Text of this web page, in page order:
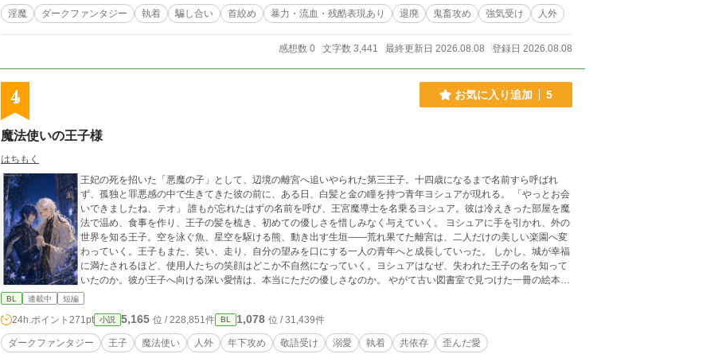
淫魔 ダークファンタジー 執着 騙し合い 首絞め 暴力・流血・残酷表現あり 退廃 鬼畜攻め 強気受け 人外
感想数 0 文字数 3,441 最終更新日 2026.08.08 登録日 2026.08.08
4 お気に入り追加 5
魔法使いの王子様
はちもく
王妃の死を招いた「悪魔の子」として、辺境の離宮へ追いやられた第三王子。十四歳になるまで名前すら呼ばれ
ず、孤独と罪悪感の中で生きてきた彼の前に、ある日、白髪と金の瞳を持つ青年ヨシュアが現れる。 「やっとお会
いできましたね、テオ」 誰もが忘れたはずの名前を呼び、王宮魔導士を名乗るヨシュア。彼は冷えきった部屋を魔
法で温め、食事を作り、王子の髪を梳き、初めての優しさを惜しみなく与えていく。 ヨシュアに手を引かれ、外の
世界を知る王子。空を泳ぐ魚、星空を駆ける熊、動き出す生垣――荒れ果てた離宮は、二人だけの美しい楽園へ変
わっていく。王子もまた、笑い、走り、自分の望みを口にする一人の青年へと成長していった。 しかし、城が幸福
に満たされるほど、使用人たちの笑顔はどこか不自然になっていく。ヨシュアはなぜ、失われた王子の名を知って
いたのか。彼が王子へ向ける深い愛情は、本当にただの優しさなのか。 やがて古い図書室で見つけた一冊の絵本
が、二人の物語を静かに反転させる。 これは、悪魔の子と呼ばれた王子と、彼を愛する魔法使いの、歪で優しい救
BL 連載中 短編
24h.ポイント 271pt 小説 5,165 位 / 228,851件 BL 1,078 位 / 31,439件
ダークファンタジー 王子 魔法使い 人外 年下攻め 敬語受け 溺愛 執着 共依存 歪んだ愛